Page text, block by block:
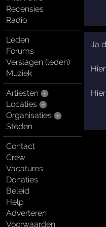
Recensies
Radio
Leden
Forums
Verslagen (leden)
Muziek
Artiesten
Locaties
Organisaties
Steden
Contact
Crew
Vacatures
Donaties
Beleid
Help
Adverteren
Voorwaarden
Ja